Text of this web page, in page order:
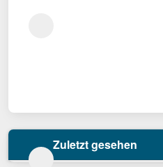
Zuletzt gesehen